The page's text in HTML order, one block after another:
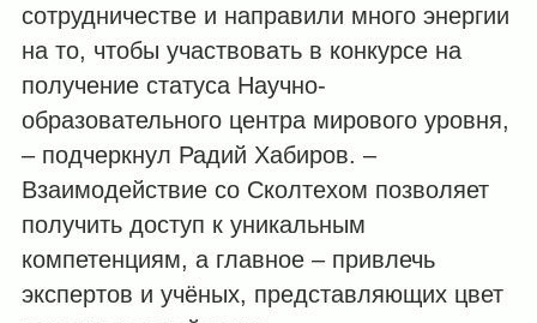
сотрудничестве и направили много энергии
на то, чтобы участвовать в конкурсе на
получение статуса Научно-
образовательного центра мирового уровня,
– подчеркнул Радий Хабиров. –
Взаимодействие со Сколтехом позволяет
получить доступ к уникальным
компетенциям, а главное – привлечь
экспертов и учёных, представляющих цвет